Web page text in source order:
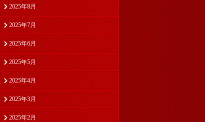
2025年8月
2025年7月
2025年6月
2025年5月
2025年4月
2025年3月
2025年2月